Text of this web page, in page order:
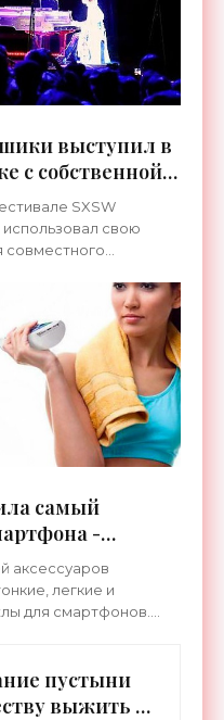
выступил в
с собственной
SXSW
свою
совместного
самый
-
аксессуаров
легкие и
для смартфонов.
пустыни
выжить -